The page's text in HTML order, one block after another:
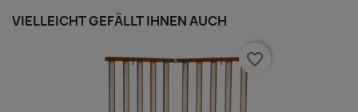
VIELLEICHT GEFÄLLT IHNEN AUCH
favorite_border